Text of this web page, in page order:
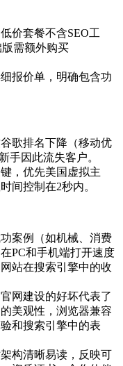
价套餐不含SEO工
需额外购买
报价单，明确包含功
歌排名下降（移动优
手因此流失客户。
，优先美国虚拟主
间控制在2秒内。
案例（如机械、消费
PC和手机端打开速度
站在搜索引擎中的收
网建设的好坏代表了
美观性，浏览器兼容
和搜索引擎中的表
构清晰易读，反映可